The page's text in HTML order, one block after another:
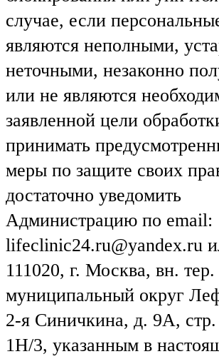
случае, если
являются неполными,
неточными, незаконно
или не являются
заявленной цели
принимать
меры по защите своих
достаточно уведомить
Администрацию по email:
lifeclinic24.ru@yandex.ru
111020, г. Москва, вн. тер.
муниципальный округ
2-я Синичкина, д. 9А,
1Н/3, указанным в